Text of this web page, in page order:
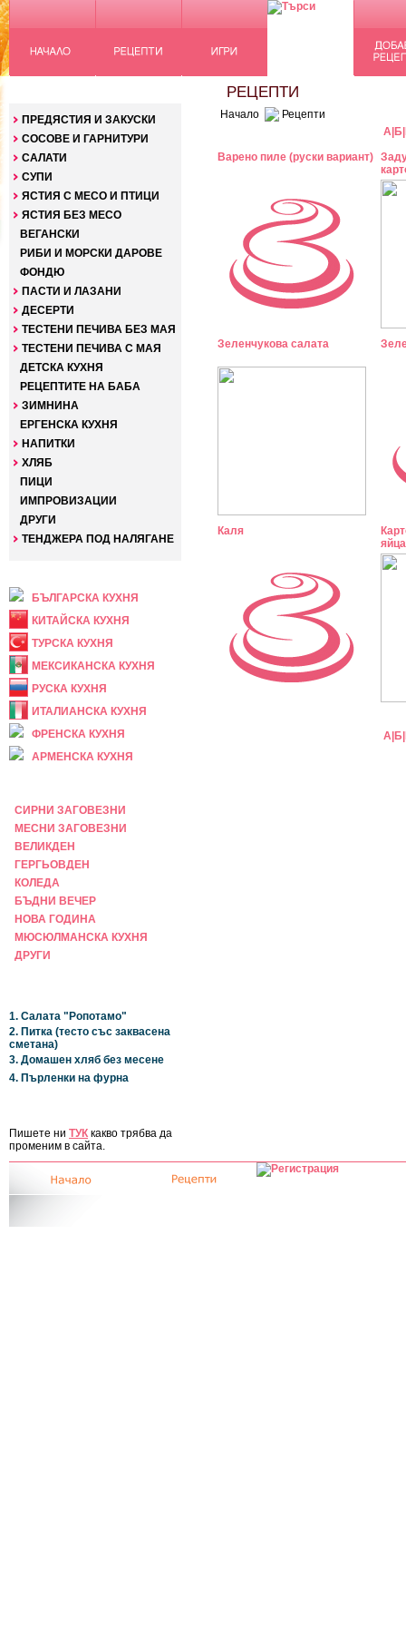
ПРЕДЯСТИЯ И ЗАКУСКИ
СОСОВЕ И ГАРНИТУРИ
САЛАТИ
СУПИ
ЯСТИЯ С МЕСО И ПТИЦИ
ЯСТИЯ БЕЗ МЕСО
ВЕГАНСКИ
РИБИ И МОРСКИ ДАРОВЕ
ФОНДЮ
ПАСТИ И ЛАЗАНИ
ДЕСЕРТИ
ТЕСТЕНИ ПЕЧИВА БЕЗ МАЯ
ТЕСТЕНИ ПЕЧИВА С МАЯ
ДЕТСКА КУХНЯ
РЕЦЕПТИТЕ НА БАБА
ЗИМНИНА
ЕРГЕНСКА КУХНЯ
НАПИТКИ
ХЛЯБ
ПИЦИ
ИМПРОВИЗАЦИИ
ДРУГИ
ТЕНДЖЕРА ПОД НАЛЯГАНЕ
БЪЛГАРСКА КУХНЯ
КИТАЙСКА КУХНЯ
ТУРСКА КУХНЯ
МЕКСИКАНСКА КУХНЯ
РУСКА КУХНЯ
ИТАЛИАНСКА КУХНЯ
ФРЕНСКА КУХНЯ
АРМЕНСКА КУХНЯ
СИРНИ ЗАГОВЕЗНИ
МЕСНИ ЗАГОВЕЗНИ
ВЕЛИКДЕН
ГЕРГЬОВДЕН
КОЛЕДА
БЪДНИ ВЕЧЕР
НОВА ГОДИНА
МЮСЮЛМАНСКА КУХНЯ
ДРУГИ
1. Салата "Ропотамо"
2. Питка (тесто със заквасена
сметана)
3. Домашен хляб без месене
4. Пърленки на фурна
Пишете ни ТУК какво трябва да
променим в сайта.
РЕЦЕПТИ
Начало
Рецепти
А Б
Варено пиле (руски вариант)
Зеленчукова салата
Каля
яйца
А Б